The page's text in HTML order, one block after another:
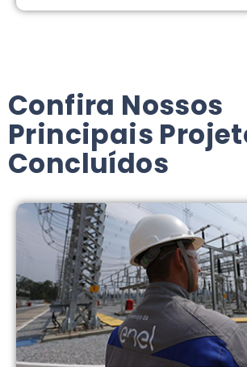
Confira Nossos
Principais
Concluídos